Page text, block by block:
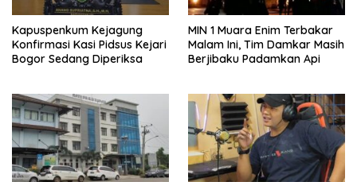
Kapuspenkum Kejagung
Konfirmasi Kasi Pidsus Kejari
Bogor Sedang Diperiksa
MIN 1 Muara Enim Terbakar
Malam Ini, Tim Damkar Masih
Berjibaku Padamkan Api